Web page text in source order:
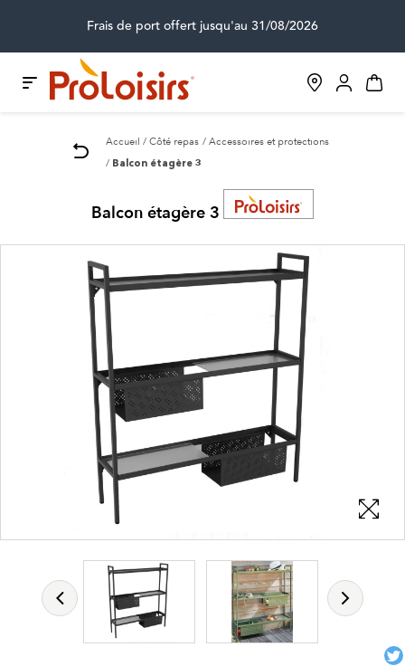
Frais de port offert jusqu'au 31/08/2026
Accueil Côté repas Accessoires et protections
Balcon étagère 3
Balcon étagère 3